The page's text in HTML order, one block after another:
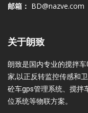
邮箱： BD@nazve.com
关于朗致
朗致是国内专业的搅拌
家,以正反转监控传感和
砼车gps管理系统、搅拌
位系统等物联方案。